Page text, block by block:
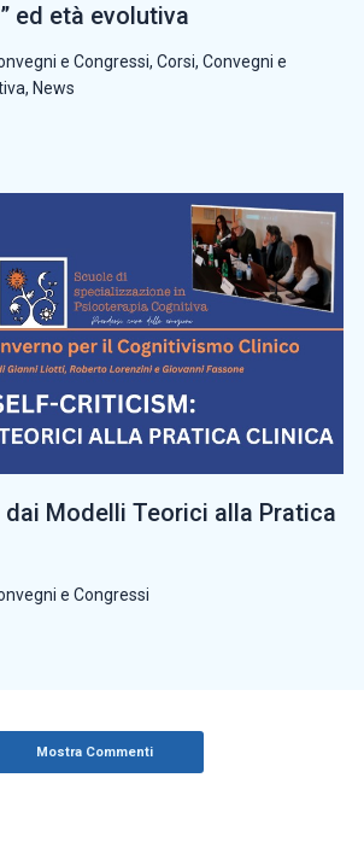
ed età evolutiva
e Congressi, Corsi, Convegni e
, News
Modelli Teorici alla Pratica
e Congressi
Mostra Commenti